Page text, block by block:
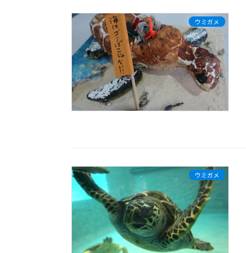
ウミガメ
ウミガメ